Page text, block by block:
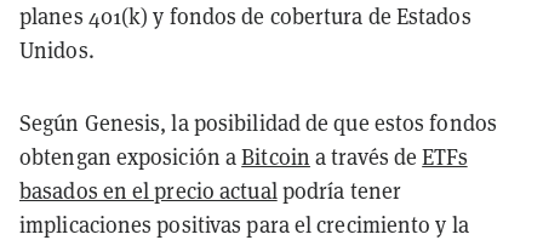
planes 401(k) y fondos de cobertura de Estados
Unidos.
Según Genesis, la posibilidad de que estos fondos
obtengan exposición aBitcoin a través deETFs
basados en el precio actualpodría tener
implicaciones positivas para el crecimiento y la